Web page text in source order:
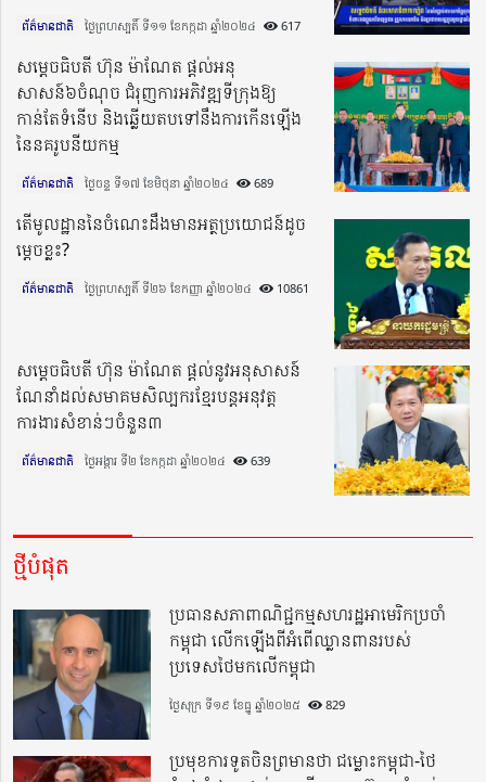
ព័ត៌មានជាតិ ថ្ងៃព្រហស្បតិ៍ ទី១១ ខែកក្កដា ឆ្នាំ២០២៤​ 617
សម្ដេចធិបតី ហ៊ុន ម៉ាណែត ផ្ដល់អនុ
សាសន៍៦ចំណុច ជំរុញការអភិវឌ្ឍទីក្រុងឱ្យ
កាន់តែទំនើប និងឆ្លើយតបទៅនឹងការកើនឡើង
នៃនគរូបនីយកម្ម
ព័ត៌មានជាតិ ថ្ងៃចន្ទ ទី១៧ ខែមិថុនា ឆ្នាំ២០២៤​ 689
តើមូលដ្ឋាននៃចំណេះដឹងមានអត្ថប្រយោជន៍ដូច
ម្តេចខ្លះ?
ព័ត៌មានជាតិ ថ្ងៃព្រហស្បតិ៍ ទី២៦ ខែកញ្ញា ឆ្នាំ២០២៤​ 10861
សម្តេចធិបតី ហ៊ុន ម៉ាណែត ផ្តល់នូវអនុសាសន៍
ណែនាំដល់សមាគមសិល្បករខ្មែរបន្តអនុវត្ត
ការងារសំខាន់ៗចំនួន៣
ព័ត៌មានជាតិ ថ្ងៃអង្គារ ទី២ ខែកក្កដា ឆ្នាំ២០២៤​ 639
ថ្មីបំផុត
ប្រធានសភាពាណិជ្ជកម្មសហរដ្ឋអាមេរិកប្រចាំ
កម្ពុជា លើកឡើងពីអំពើឈ្លានពានរបស់
ប្រទេសថៃមកលើកម្ពុជា
ថ្ងៃសុក្រ ទី១៩ ខែធ្នូ ឆ្នាំ២០២៥ 829
ប្រមុខការទូតចិនព្រមានថា ជម្លោះកម្ពុជា-ថៃ